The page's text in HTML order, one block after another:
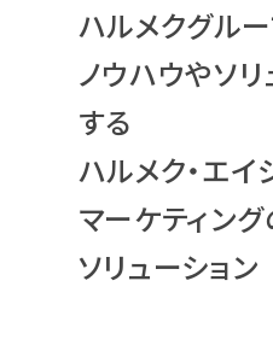
ハルメクグル
ノウハウやソ
する
ハルメク・エイ
マーケティング
ソリューション